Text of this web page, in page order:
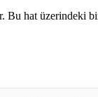
Bu hat